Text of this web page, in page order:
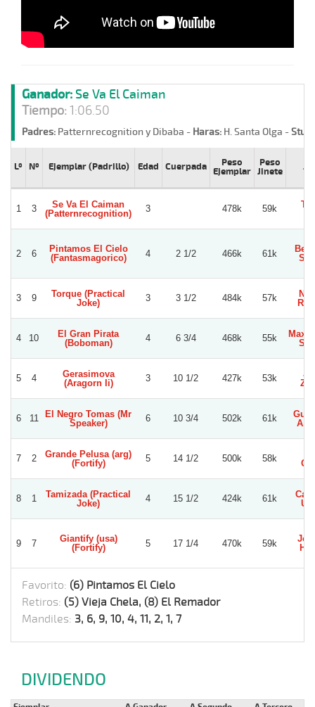
Ganador: Se Va El Caiman
Tiempo:1:06.50
Padres: Patternrecognition y Dibaba - Haras: H. Santa Olga -Stud:
Lº Nº Ejemplar (Padrillo) Edad Cuerpada
Peso
Ejemplar
Peso
Jinete
1 3
Se Va El Caiman
(Patternrecognition)
3 478k 59k
2 6
Pintamos El Cielo
(Fantasmagorico)
4 2 1/2 466k 61k
3 9
Torque (Practical
Joke)
3 3 1/2 484k 57k
4 10
El Gran Pirata
(Boboman)
4 6 3/4 468k 55k
5 4
Gerasimova
(Aragorn Ii)
3 10 1/2 427k 53k
6 11
El Negro Tomas (Mr
Speaker)
6 10 3/4 502k 61k
A.
7 2
Grande Pelusa (arg)
(Fortify)
5 14 1/2 500k 58k
8 1
Tamizada (Practical
Joke)
4 15 1/2 424k 61k
9 7
Giantify (usa)
(Fortify)
5 17 1/4 470k 59k
Favorito: (6) Pintamos El Cielo
Retiros: (5) Vieja Chela, (8) El Remador
Mandiles: 3, 6, 9, 10, 4, 11, 2, 1, 7
DIVIDENDO